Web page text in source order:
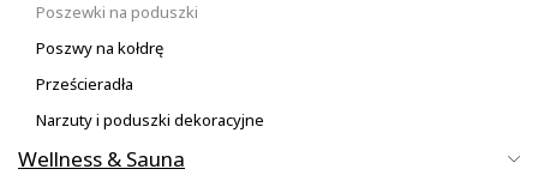
Poszewki na poduszki
Poszwy na kołdrę
Prześcieradła
Narzuty i poduszki dekoracyjne
Wellness & Sauna